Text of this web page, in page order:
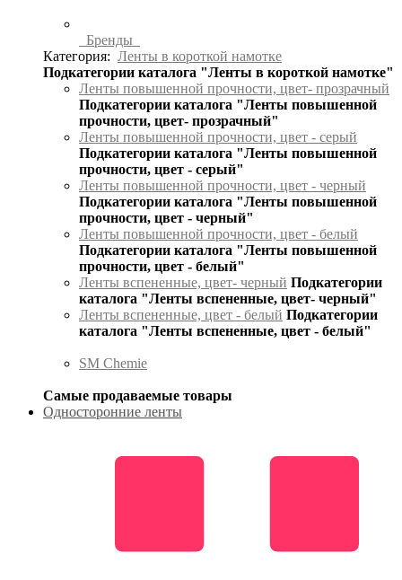
Бренды
Категория: Ленты в короткой намотке
Подкатегории каталога "Ленты в короткой намотке"
Ленты повышенной прочности, цвет- прозрачный
Подкатегории каталога "Ленты повышенной
прочности, цвет- прозрачный"
Ленты повышенной прочности, цвет - серый
Подкатегории каталога "Ленты повышенной
прочности, цвет - серый"
Ленты повышенной прочности, цвет - черный
Подкатегории каталога "Ленты повышенной
прочности, цвет - черный"
Ленты повышенной прочности, цвет - белый
Подкатегории каталога "Ленты повышенной
прочности, цвет - белый"
Ленты вспененные, цвет- черный Подкатегории
каталога "Ленты вспененные, цвет- черный"
Ленты вспененные, цвет - белый Подкатегории
каталога "Ленты вспененные, цвет - белый"
SM Chemie
Самые продаваемые товары
Односторонние ленты